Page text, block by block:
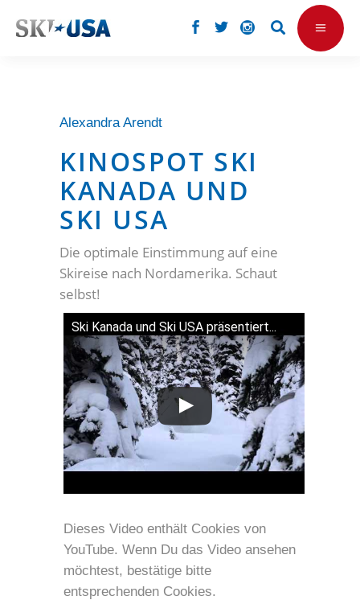
Alexandra Arendt
KINOSPOT SKI
KANADA UND
SKI USA
Die optimale Einstimmung auf eine
Skireise nach Nordamerika. Schaut
selbst!
Ski Kanada und Ski USA präsentiert...
Dieses Video enthält Cookies von
YouTube. Wenn Du das Video ansehen
möchtest, bestätige bitte
entsprechenden Cookies.